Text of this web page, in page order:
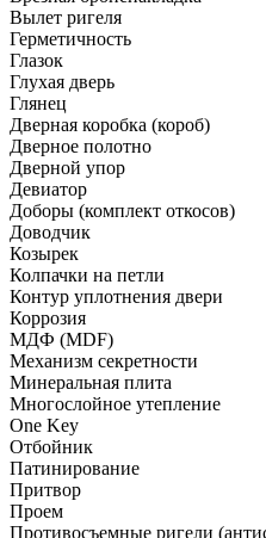
Вылет ригеля
Герметичность
Глазок
Глухая дверь
Глянец
Дверная коробка (короб)
Дверное полотно
Дверной упор
Девиатор
Доборы (комплект откосов)
Доводчик
Козырек
Колпачки на петли
Контур уплотнения двери
Коррозия
МДФ (MDF)
Механизм секретности
Минеральная плита
Многослойное утепление
One Key
Отбойник
Патинирование
Притвор
Проем
Противосъемные ригели